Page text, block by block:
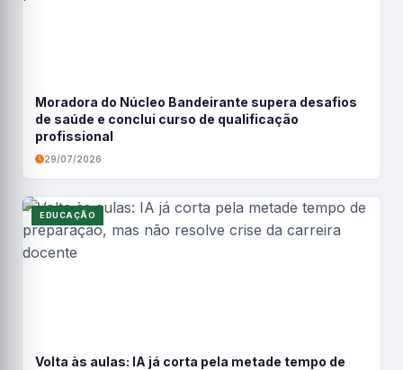
Moradora do Núcleo Bandeirante supera desafios
de saúde e conclui curso de qualificação
profissional
29/07/2026
EDUCAÇÃO
Volta às aulas: IA já corta pela metade tempo de